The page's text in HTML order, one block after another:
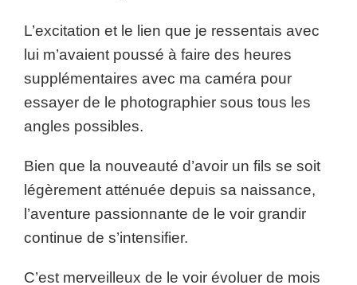
L’excitation et le lien que je ressentais avec
lui m’avaient poussé à faire des heures
supplémentaires avec ma caméra pour
essayer de le photographier sous tous les
angles possibles.
Bien que la nouveauté d’avoir un fils se soit
légèrement atténuée depuis sa naissance,
l’aventure passionnante de le voir grandir
continue de s’intensifier.
C’est merveilleux de le voir évoluer de mois